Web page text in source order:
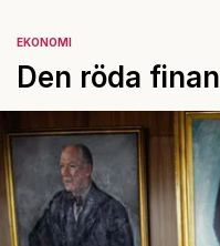
EKONOMI
Den röda